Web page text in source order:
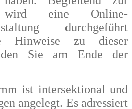
wird eine Online-
durchgeführt
Hinweise zu dieser
Sie am Ende der
ist intersektional und
angelegt. Es adressiert